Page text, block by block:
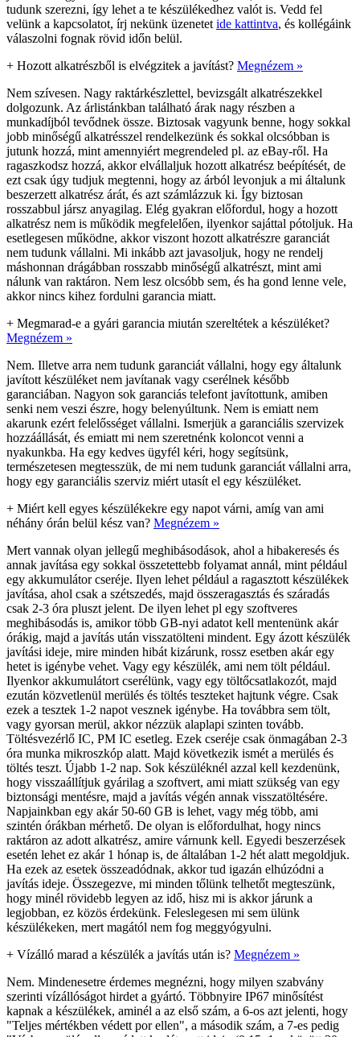
tudunk szerezni, így lehet a te készülékedhez valót is. Vedd fel
velünk a kapcsolatot, írj nekünk üzenetet ide kattintva, és kollégáink
válaszolni fognak rövid időn belül.
+ Hozott alkatrészből is elvégzitek a javítást? Megnézem »
Nem szívesen. Nagy raktárkészlettel, bevizsgált alkatrészekkel
dolgozunk. Az árlistánkban található árak nagy részben a
munkadíjból tevődnek össze. Biztosak vagyunk benne, hogy sokkal
jobb minőségű alkatrésszel rendelkezünk és sokkal olcsóbban is
jutunk hozzá, mint amennyiért megrendeled pl. az eBay-ről. Ha
ragaszkodsz hozzá, akkor elvállaljuk hozott alkatrész beépítését, de
ezt csak úgy tudjuk megtenni, hogy az árból levonjuk a mi általunk
beszerzett alkatrész árát, és azt számlázzuk ki. Így biztosan
rosszabbul jársz anyagilag. Elég gyakran előfordul, hogy a hozott
alkatrész nem is működik megfelelően, ilyenkor sajáttal pótoljuk. Ha
esetlegesen működne, akkor viszont hozott alkatrészre garanciát
nem tudunk vállalni. Mi inkább azt javasoljuk, hogy ne rendelj
máshonnan drágábban rosszabb minőségű alkatrészt, mint ami
nálunk van raktáron. Nem lesz olcsóbb sem, és ha gond lenne vele,
akkor nincs kihez fordulni garancia miatt.
+ Megmarad-e a gyári garancia miután szereltétek a készüléket?
Megnézem »
Nem. Illetve arra nem tudunk garanciát vállalni, hogy egy általunk
javított készüléket nem javítanak vagy cserélnek később
garanciában. Nagyon sok garanciás telefont javítottunk, amiben
senki nem veszi észre, hogy belenyúltunk. Nem is emiatt nem
akarunk ezért felelősséget vállalni. Ismerjük a garanciális szervizek
hozzáállását, és emiatt mi nem szeretnénk koloncot venni a
nyakunkba. Ha egy kedves ügyfél kéri, hogy segítsünk,
természetesen megtesszük, de mi nem tudunk garanciát vállalni arra,
hogy egy garanciális szerviz miért utasít el egy készüléket.
+ Miért kell egyes készülékekre egy napot várni, amíg van ami
néhány órán belül kész van? Megnézem »
Mert vannak olyan jellegű meghibásodások, ahol a hibakeresés és
annak javítása egy sokkal összetettebb folyamat annál, mint például
egy akkumulátor cseréje. Ilyen lehet például a ragasztott készülékek
javítása, ahol csak a szétszedés, majd összeragasztás és száradás
csak 2-3 óra pluszt jelent. De ilyen lehet pl egy szoftveres
meghibásodás is, amikor több GB-nyi adatot kell mentenünk akár
órákig, majd a javítás után visszatölteni mindent. Egy ázott készülék
javítási ideje, mire minden hibát kizárunk, rossz esetben akár egy
hetet is igénybe vehet. Vagy egy készülék, ami nem tölt például.
Ilyenkor akkumulátort cserélünk, vagy egy töltőcsatlakozót, majd
ezután közvetlenül merülés és töltés teszteket hajtunk végre. Csak
ezek a tesztek 1-2 napot vesznek igénybe. Ha továbbra sem tölt,
vagy gyorsan merül, akkor nézzük alaplapi szinten tovább.
Töltésvezérlő IC, PM IC esetleg. Ezek cseréje csak önmagában 2-3
óra munka mikroszkóp alatt. Majd következik ismét a merülés és
töltés teszt. Újabb 1-2 nap. Sok készüléknél azzal kell kezdenünk,
hogy visszaállítjuk gyárilag a szoftvert, ami miatt szükség van egy
biztonsági mentésre, majd a javítás végén annak visszatöltésére.
Napjainkban egy akár 50-60 GB is lehet, vagy még több, ami
szintén órákban mérhető. De olyan is előfordulhat, hogy nincs
raktáron az adott alkatrész, amire várnunk kell. Egyedi beszerzések
esetén lehet ez akár 1 hónap is, de általában 1-2 hét alatt megoldjuk.
Ha ezek az esetek összeadódnak, akkor tud igazán elhúzódni a
javítás ideje. Összegezve, mi minden tőlünk telhetőt megteszünk,
hogy minél rövidebb legyen az idő, hisz mi is akkor járunk a
legjobban, ez közös érdekünk. Feleslegesen mi sem ülünk
készülékeken, mert magától nem fog meggyógyulni.
+ Vízálló marad a készülék a javítás után is? Megnézem »
Nem. Mindenesetre érdemes megnézni, hogy milyen szabvány
szerinti vízállóságot hirdet a gyártó. Többnyire IP67 minősítést
kapnak a készülékek, aminél a az első szám, a 6-os azt jelenti, hogy
"Teljes mértékben védett por ellen", a második szám, a 7-es pedig